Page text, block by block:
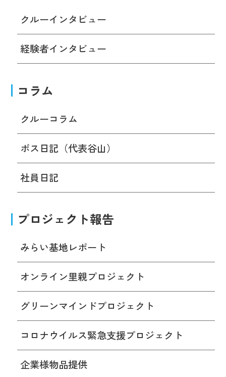
クルーインタビュー
経験者インタビュー
コラム
クルーコラム
ボス日記（代表谷山）
社員日記
プロジェクト報告
みらい基地レポート
オンライン里親プロジェクト
グリーンマインドプロジェクト
コロナウイルス緊急支援プロジェクト
企業様物品提供